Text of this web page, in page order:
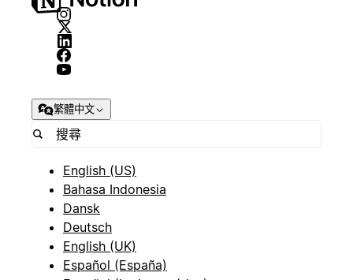
繁體中文
English (US)
Bahasa Indonesia
Dansk
Deutsch
English (UK)
Español (España)